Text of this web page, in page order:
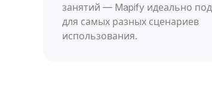
занятий — Mapify идеально
для самых разных сценариев
использования.